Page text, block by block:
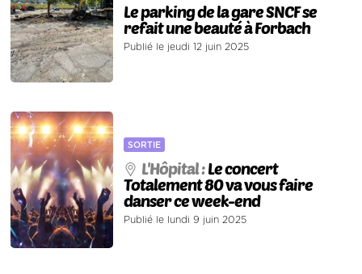
Le parking de la gare SNCF se
refait une beauté à Forbach
Publié le jeudi 12 juin 2025
SORTIE
L'Hôpital :Le concert
Totalement 80 va vous faire
danser ce week-end
Publié le lundi 9 juin 2025